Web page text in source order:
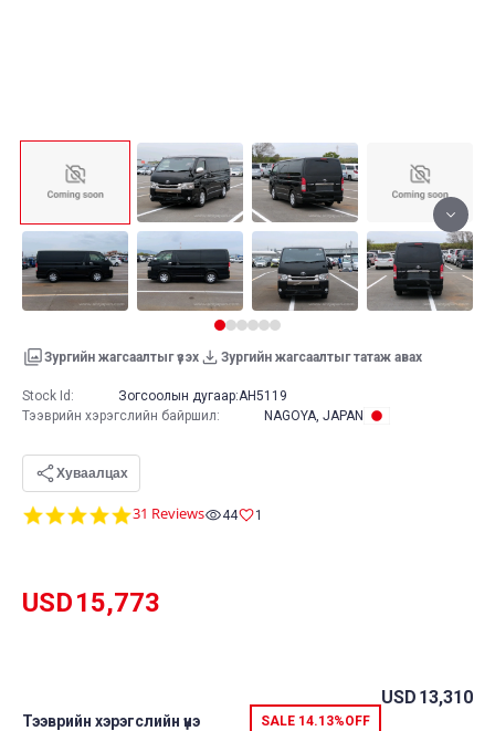
Зургийн жагсаалтыг үзэх Зургийн жагсаалтыг татаж авах
4.8
31 Reviews 44 1
USD15,773
Тээврийн хэрэгслийн үнэ SALE 14.13%OFF
USD 13,310
Stock Id: Зогсоолын дугаар:AH5119
Тээврийн хэрэгслийн байршил: NAGOYA, JAPAN
Хуваалцах